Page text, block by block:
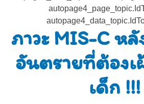
ภาวะ MIS-C ห
อันตรายที่ต้องเ
เด็ก !!!